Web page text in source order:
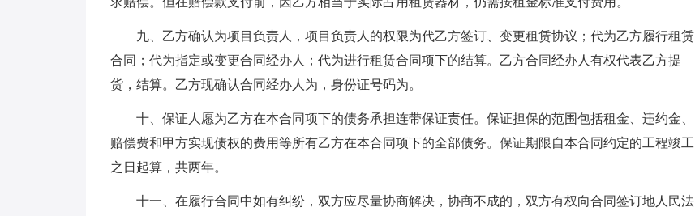
九、乙方确认为项目负责人，项目负责人的权限为代乙方签订、变更租赁协议；代为乙方履行租赁
合同；代为指定或变更合同经办人；代为进行租赁合同项下的结算。乙方合同经办人有权代表乙方提
货，结算。乙方现确认合同经办人为，身份证号码为。
十、保证人愿为乙方在本合同项下的债务承担连带保证责任。保证担保的范围包括租金、违约金、
赔偿费和甲方实现债权的费用等所有乙方在本合同项下的全部债务。保证期限自本合同约定的工程竣工
之日起算，共两年。
十一、在履行合同中如有纠纷，双方应尽量协商解决，协商不成的，双方有权向合同签订地人民法